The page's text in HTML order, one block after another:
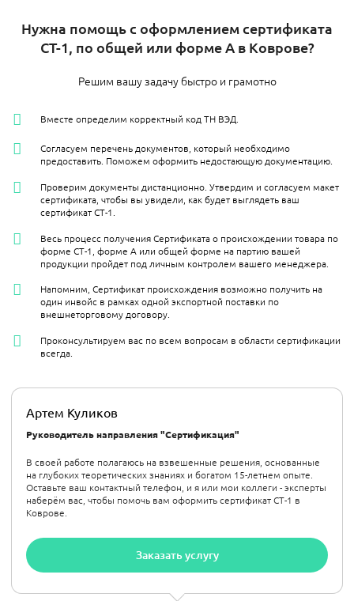
Нужна помощь с оформлением сертификата
СТ-1, по общей или форме А в Коврове?
Решим вашу задачу быстро и грамотно
Артем Куликов
Руководитель направления "Сертификация"
В своей работе полагаюсь на взвешенные решения, основанные
на глубоких теоретических знаниях и богатом 15-летнем опыте.
Оставьте ваш контактный телефон, и я или мои коллеги - эксперты
наберём вас, чтобы помочь вам оформить сертификат СТ-1 в
Коврове.
Заказать услугу
Вместе определим корректный код ТН ВЭД.
Согласуем перечень документов, который необходимо
предоставить. Поможем оформить недостающую документацию.
Проверим документы дистанционно. Утвердим и согласуем макет
сертификата, чтобы вы увидели, как будет выглядеть ваш
сертификат СТ-1.
Весь процесс получения Сертификата о происхождении товара по
форме СТ-1, форме А или общей форме на партию вашей
продукции пройдет под личным контролем вашего менеджера.
Напомним, Сертификат происхождения возможно получить на
один инвойс в рамках одной экспортной поставки по
внешнеторговому договору.
Проконсультируем вас по всем вопросам в области сертификации
всегда.